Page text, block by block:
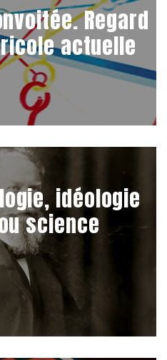
Regard
actuelle
idéologie
science